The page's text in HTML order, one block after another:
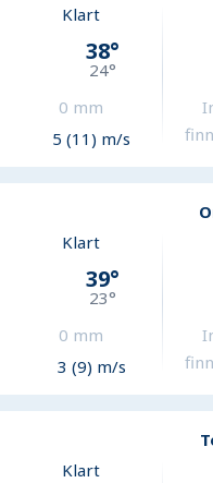
Klart
38°
24°
0 mm
5 (11) m/s
Klart
39°
23°
0 mm
3 (9) m/s
Klart